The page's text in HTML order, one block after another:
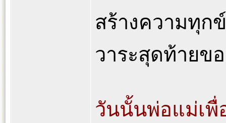
สร้างความทุก
วาระสุดท้ายข
วันนั้นพ่อแม่เพื่